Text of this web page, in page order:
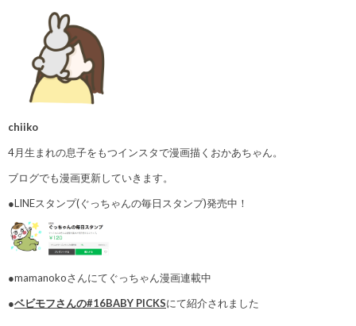
chiiko
4月生まれの息子をもつインスタで漫画描くおかあちゃん。
ブログでも漫画更新していきます。
●LINEスタンプ(ぐっちゃんの毎日スタンプ)発売中！
●mamanokoさんにてぐっちゃん漫画連載中
●ベビモフさんの#16BABY PICKSにて紹介されました